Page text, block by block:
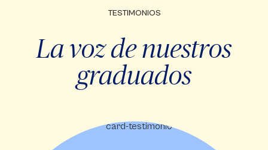
TESTIMONIOS
La voz de nuestros
graduados